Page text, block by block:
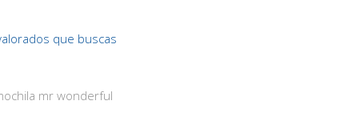
que buscas
mr wonderful